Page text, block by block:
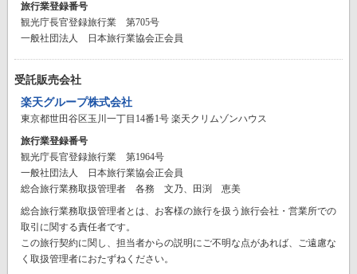
旅行業登録番号
観光庁長官登録旅行業 第705号
一般社団法人 日本旅行業協会正会員
受託販売会社
楽天グループ株式会社
東京都世田谷区玉川一丁目14番1号 楽天クリムゾンハウス
旅行業登録番号
観光庁長官登録旅行業 第1964号
一般社団法人 日本旅行業協会正会員
総合旅行業務取扱管理者 各務 文乃、田渕 恵美
総合旅行業務取扱管理者とは、お客様の旅行を扱う旅行会社・営業所での
取引に関する責任者です。
この旅行契約に関し、担当者からの説明にご不明な点があれば、ご遠慮な
く取扱管理者におたずねください。